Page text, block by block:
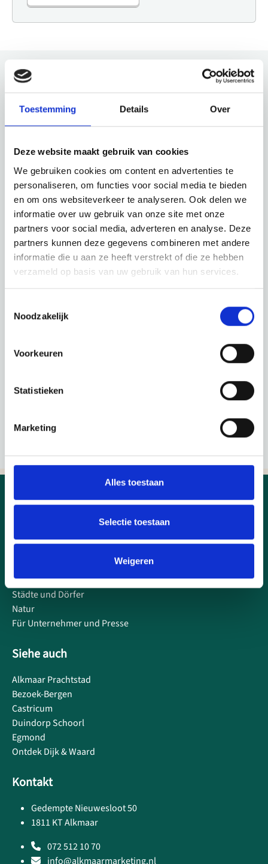
Toestemming Details Over
Deze website maakt gebruik van cookies
We gebruiken cookies om content en advertenties te
personaliseren, om functies voor social media te bieden
en om ons websiteverkeer te analyseren. Ook delen we
informatie over uw gebruik van onze site met onze
partners voor social media, adverteren en analyse. Deze
partners kunnen deze gegevens combineren met andere
informatie die u aan ze heeft verstrekt of die ze hebben
verzameld op basis van uw gebruik van hun services.
Noodzakelijk
Voorkeuren
Statistieken
Marketing
Alles toestaan
Selectie toestaan
Weigeren
Schau auch mal
Entdecke den Rest der Region! Schau dir die anderen
Umgebung noch zu bieten hat.
Entdecken Sie das Herz von Nordholland
Kulturgeschichte
Städte und Dörfer
Natur
Für Unternehmer und Presse
Siehe auch
Alkmaar Prachtstad
Bezoek-Bergen
Castricum
Duindorp Schoorl
Egmond
Ontdek Dijk & Waard
Kontakt
Gedempte Nieuwesloot 50
1811 KT Alkmaar
072 512 10 70
info@alkmaarmarketing.nl